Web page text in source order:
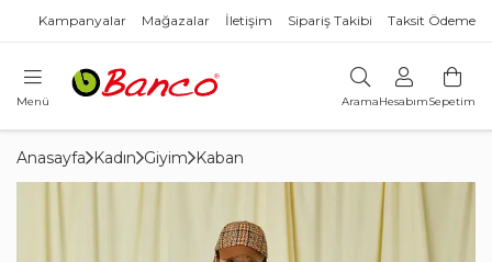
Kampanyalar Mağazalar İletişim Sipariş Takibi Taksit Ödeme
Menü AramaHesabımSepetim
Anasayfa Kadın Giyim Kaban